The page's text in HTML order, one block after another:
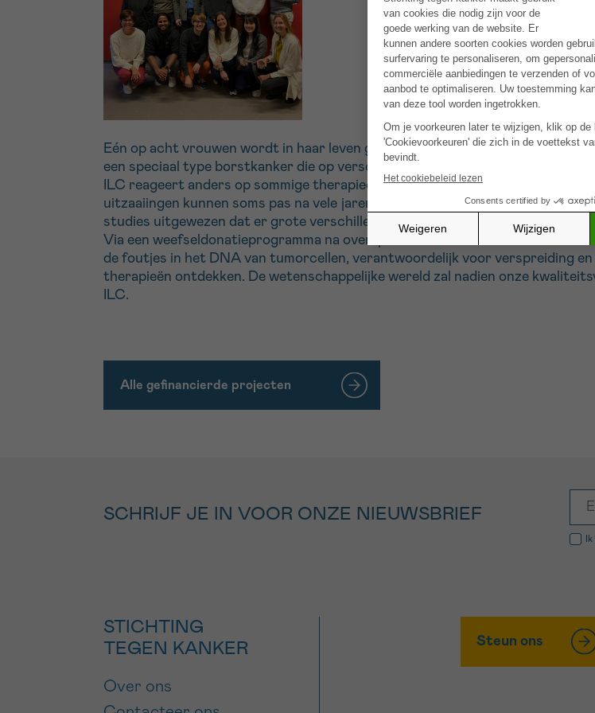
Eén op acht vrouwen wordt in haar leven geconfronteerd met borstkanker.
een speciaal type borstkanker die op verschillende vlakken anders is dan de
ILC reageert anders op sommige therapieën dan NST. Daarnaast kan ILC op
uitzaaiingen kunnen soms pas na vele jaren opduiken wat wijst op een
studies uitgewezen dat er grote verschillen zijn in de onderliggende biologie.
Via een weefseldonatieprogramma na overlijden willen we inzicht bekomen
de foutjes in het DNA van tumorcellen, verantwoordelijk voor verspreiding
therapieën ontdekken. De wetenschappelijke wereld zal nadien onze
ILC.
Alle gefinancierde projecten
SCHRIJF JE IN VOOR ONZE NIEUWSBRIEF
STICHTING
TEGEN KANKER
Over ons
Steun ons